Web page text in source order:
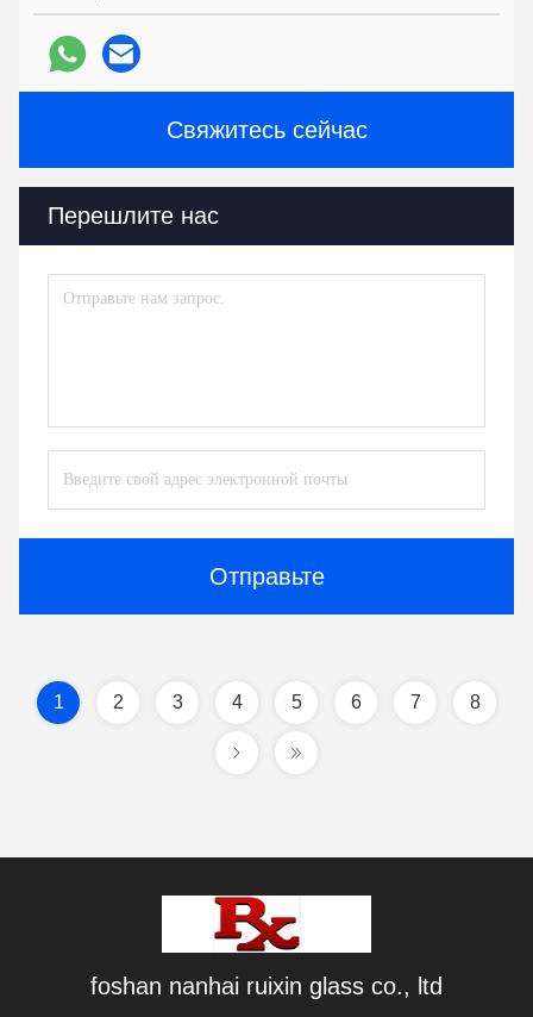
Свяжитесь сейчас
Перешлите нас
Отправьте
1 2 3 4 5 6 7 8
foshan nanhai ruixin glass co., ltd